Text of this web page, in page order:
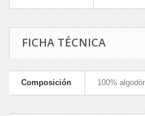
FICHA TÉCNICA
Composición 100%